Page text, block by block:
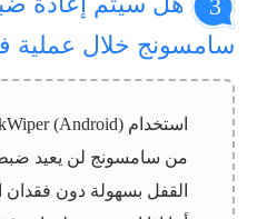
3
سامسونج خلال عملية
من سامسونج لن يعيد
القفل بسهولة دون فقدان